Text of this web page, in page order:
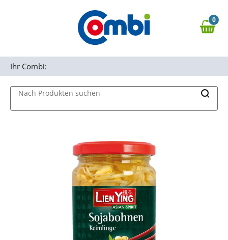
Zur Navigation springen
0,00 €
0
Nach Produkten suchen
Ihr Combi: